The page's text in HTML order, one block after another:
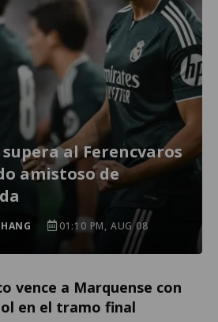
al Ferencvaros
amistoso de
01:10 PM, AUG 08
vence a Marquense con
en el tramo final